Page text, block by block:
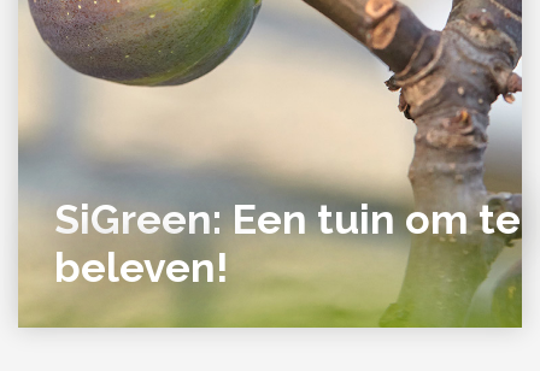
SiGreen: Een tuin om te
beleven!